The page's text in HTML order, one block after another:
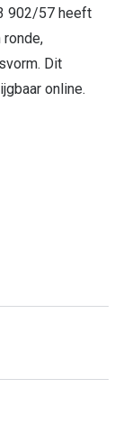
902/57 heeft
ronde,
Dit
online.